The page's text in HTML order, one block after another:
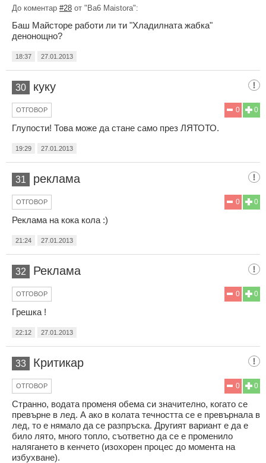
До коментар #28 от "Ba6 Maistora":
Баш Майсторе работи ли ти "Хладилната жабка"
денонощно?
18:37 27.01.2013
30 куку
0
0
ОТГОВОР
Глупости! Това може да стане само през ЛЯТОТО.
19:29 27.01.2013
31 реклама
0
0
ОТГОВОР
Реклама на кока кола :)
21:24 27.01.2013
32 Реклама
0
0
ОТГОВОР
Грешка !
22:12 27.01.2013
33 Критикар
0
0
ОТГОВОР
Странно, водата променя обема си значително, когато се
превърне в лед. А ако в колата течността се е превърнала в
лед, то е нямало да се разпръска. Другият вариант е да е
било лято, много топло, съответно да се е променило
налягането в кенчето (изохорен процес до момента на
избухване).